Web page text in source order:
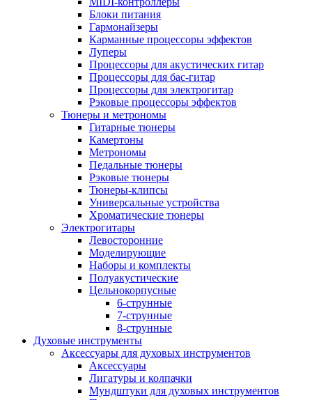
Блоки питания
Гармонайзеры
Карманные процессоры эффектов
Луперы
Процессоры для акустических гитар
Процессоры для бас-гитар
Процессоры для электрогитар
Рэковые процессоры эффектов
Тюнеры и метрономы
Гитарные тюнеры
Камертоны
Метрономы
Педальные тюнеры
Рэковые тюнеры
Тюнеры-клипсы
Универсальные устройства
Хроматические тюнеры
Электрогитары
Левосторонние
Моделирующие
Наборы и комплекты
Полуакустические
Цельнокорпусные
6-струнные
7-струнные
8-струнные
Духовые инструменты
Аксессуары для духовых инструментов
Аксессуары
Лигатуры и колпачки
Мундштуки для духовых инструментов